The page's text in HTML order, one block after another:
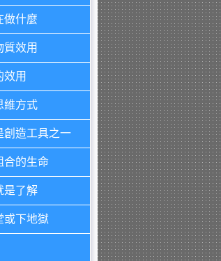
做什麼
質效用
效用
維方式
創造工具之一
合的生命
是了解
或下地獄